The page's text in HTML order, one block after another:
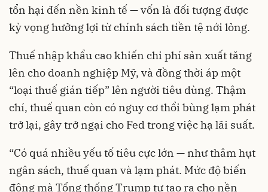
tổn hại đến nền kinh tế — vốn là đối tượng được
kỳ vọng hưởng lợi từ chính sách tiền tệ nới lỏng.
Thuế nhập khẩu cao khiến chi phí sản xuất tăng
lên cho doanh nghiệp Mỹ, và đồng thời áp một
“loại thuế gián tiếp” lên người tiêu dùng. Thậm
chí, thuế quan còn có nguy cơ thổi bùng lạm phát
trở lại, gây trở ngại cho Fed trong việc hạ lãi suất.
“Có quá nhiều yếu tố tiêu cực lớn — như thâm hụt
ngân sách, thuế quan và lạm phát. Mức độ biến
động mà Tổng thống Trump tự tạo ra cho nền